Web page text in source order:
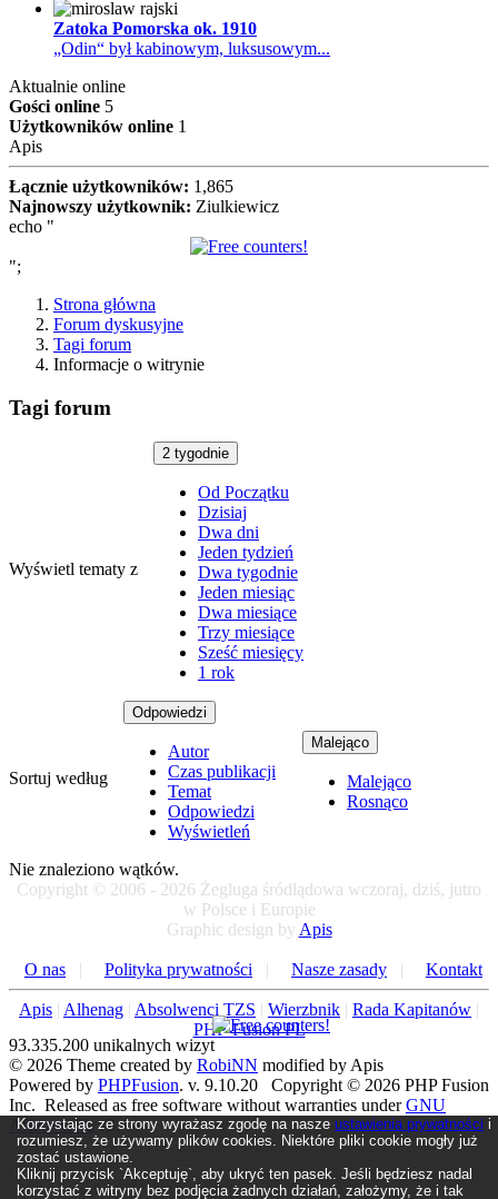
Zatoka Pomorska ok. 1910
„Odin“ był kabinowym, luksusowym...
Aktualnie online
Gości online 5
Użytkowników online 1
Apis
Łącznie użytkowników: 1,865
Najnowszy użytkownik: Ziulkiewicz
echo "
";
Strona główna
Forum dyskusyjne
Tagi forum
Informacje o witrynie
Tagi forum
Wyświetl tematy z
2 tygodnie
Od Początku
Dzisiaj
Dwa dni
Jeden tydzień
Dwa tygodnie
Jeden miesiąc
Dwa miesiące
Trzy miesiące
Sześć miesięcy
1 rok
Sortuj według
Odpowiedzi
Autor
Czas publikacji
Temat
Odpowiedzi
Wyświetleń
Malejąco
Malejąco
Rosnąco
Nie znaleziono wątków.
Korzystając ze strony wyrażasz zgodę na nasze ustawienia prywatności i
rozumiesz, że używamy plików cookies. Niektóre pliki cookie mogły już
zostać ustawione.
Kliknij przycisk `Akceptuję`, aby ukryć ten pasek. Jeśli będziesz nadal
korzystać z witryny bez podjęcia żadnych działań, założymy, że i tak
Copyright © 2006 - 2026 Żegluga śródlądowa wczoraj, dziś, jutro
w Polsce i Europie
Graphic design by Apis
O nas | Polityka prywatności | Nasze zasady | Kontakt
Apis | Alhenag | Absolwenci TZS | Wierzbnik | Rada Kapitanów |
PHP-Fusion PL
93.335.200 unikalnych wizyt
© 2026 Theme created by RobiNN modified by Apis
Powered by PHPFusion. v. 9.10.20 Copyright © 2026 PHP Fusion
Inc. Released as free software without warranties underGNU
Affero GPL v3.